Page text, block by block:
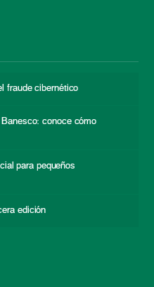
fraude cibernético
conoce cómo
para pequeños
edición